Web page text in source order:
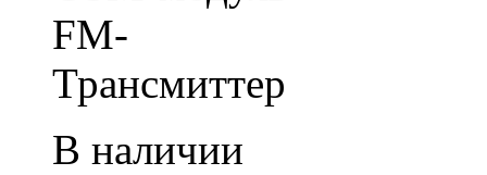
FM-
Трансмиттер
В наличии